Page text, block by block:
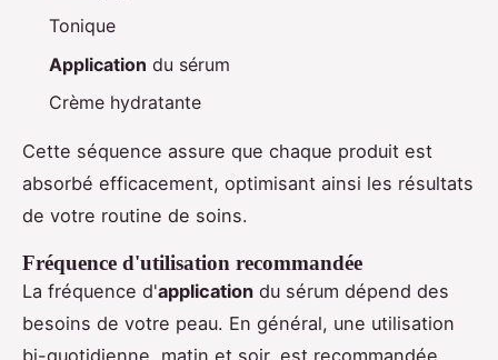
Tonique
Application du sérum
Crème hydratante
Cette séquence assure que chaque produit est
absorbé efficacement, optimisant ainsi les résultats
de votre routine de soins.
Fréquence d'utilisation recommandée
La fréquence d'application du sérum dépend des
besoins de votre peau. En général, une utilisation